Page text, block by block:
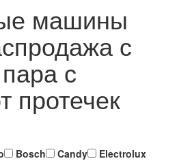
машины
с
с
протечек
Bosch Candy
Electrolux